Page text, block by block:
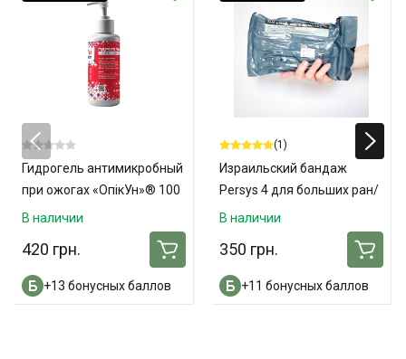
Гидрогель антимикробный
при ожогах «ОпікУн»® 100
мл
В наличии
420 грн.
+13 бонусных баллов
(1)
Израильский бандаж
Persys 4 для больших ран/
ампутаций
В наличии
350 грн.
+11 бонусных баллов